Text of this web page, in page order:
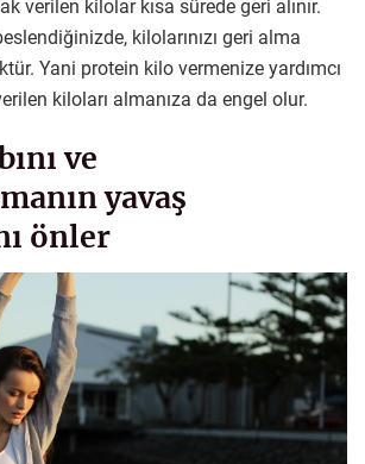
verilen kilolar kısa sürede geri alınır.
kilolarınızı geri alma
Yani protein kilo vermenize yardımcı
kiloları almanıza da engel olur.
ve
yavaş
önler